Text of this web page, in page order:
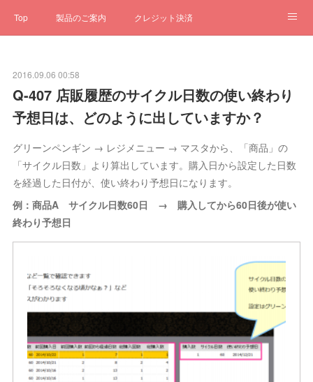
Top 製品のご案内 クレジット決済
クローゼット
2016.09.06 00:58
Q-407 店販履歴のサイクル日数の使い終わり
予想日は、どのように出していますか？
グリーンペンギン → レジメニュー → マスタから、「商品」の
「サイクル日数」より算出しています。購入日から設定した日数
を経過した日付が、使い終わり予想日になります。
例：商品A サイクル日数60日 → 購入してから60日後が使い
終わり予想日